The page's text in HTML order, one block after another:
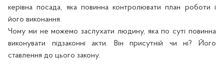
керівна посада, яка повинна контролювати план роботи і
його виконання.
Чому ми не можемо заслухати людину, яка по суті повинна
виконувати підзаконні акти. Він присутній чи ні? Його
ставлення до цього закону.